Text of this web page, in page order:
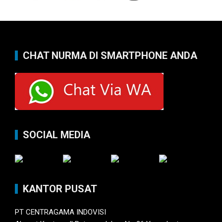
CHAT NURMA DI SMARTPHONE ANDA
SOCIAL MEDIA
KANTOR PUSAT
PT CENTRAGAMA INDOVISI